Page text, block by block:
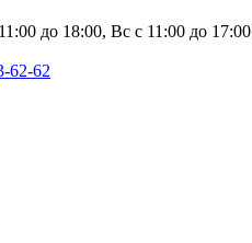
до 18:00, Вс с 11:00 до 17:00
62-62